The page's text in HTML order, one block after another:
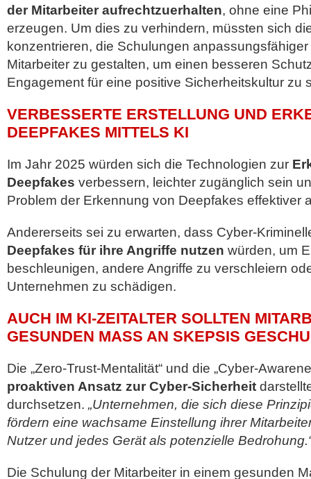
der Mitarbeiter aufrechtzuerhalten, ohne eine
erzeugen. Um dies zu verhindern, müssten sich
konzentrieren, die Schulungen
Mitarbeiter zu gestalten, um einen besseren
Engagement für eine positive Sicherheitskultur zu
VERBESSERTE ERSTELLUNG UND
DEEPFAKES MITTELS KI
Im Jahr 2025 würden sich die Technologien zur
Deepfakes verbessern, leichter zugänglich sein
Problem der Erkennung von Deepfakes effektiver
Andererseits sei zu erwarten, dass Cyber-
Deepfakes für ihre Angriffe nutzen würden, um
beschleunigen, andere Angriffe zu verschleiern
Unternehmen zu schädigen.
AUCH IM KI-ZEITALTER SOLLTEN
GESUNDEN MASS AN SKEPSIS
Die „Zero-Trust-Mentalität“ und die „Cyber-
proaktiven Ansatz zur Cyber-Sicherheit
durchsetzen. „Unternehmen, die sich diese
fördern eine wachsame Einstellung ihrer
Nutzer und jedes Gerät als potenzielle
Die Schulung der Mitarbeiter in einem gesunden